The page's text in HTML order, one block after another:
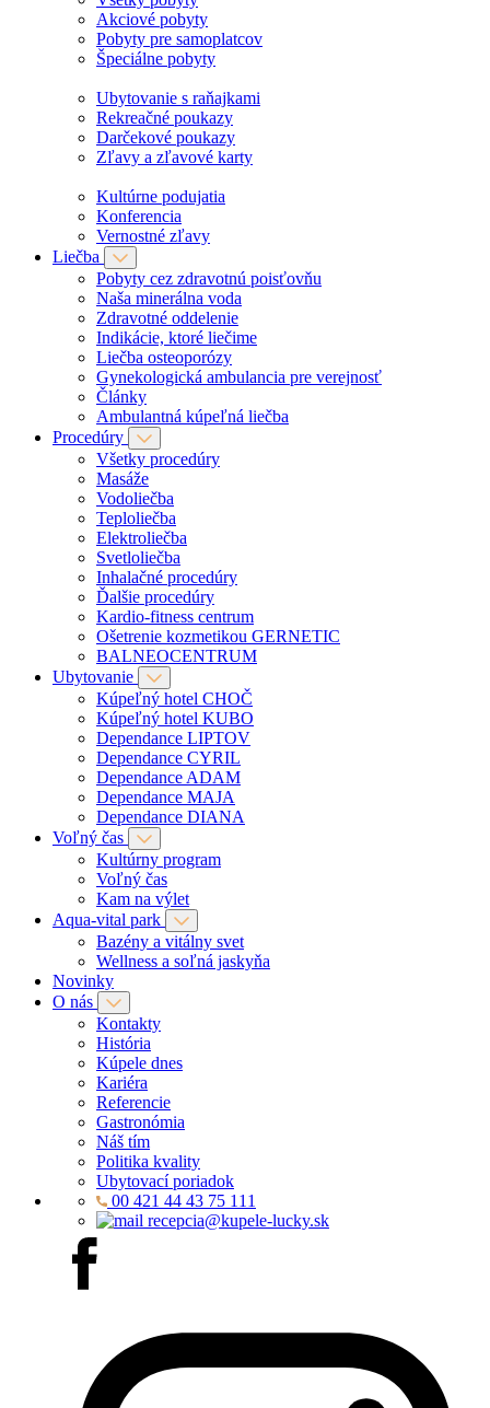
Akciové pobyty
Pobyty pre samoplatcov
Špeciálne pobyty
Ubytovanie s raňajkami
Rekreačné poukazy
Darčekové poukazy
Zľavy a zľavové karty
Kultúrne podujatia
Konferencia
Vernostné zľavy
Liečba
Pobyty cez zdravotnú poisťovňu
Naša minerálna voda
Zdravotné oddelenie
Indikácie, ktoré liečime
Liečba osteoporózy
Gynekologická ambulancia pre verejnosť
Články
Ambulantná kúpeľná liečba
Procedúry
Všetky procedúry
Masáže
Vodoliečba
Teploliečba
Elektroliečba
Svetloliečba
Inhalačné procedúry
Ďalšie procedúry
Kardio-fitness centrum
Ošetrenie kozmetikou GERNETIC
BALNEOCENTRUM
Ubytovanie
Kúpeľný hotel CHOČ
Kúpeľný hotel KUBO
Dependance LIPTOV
Dependance CYRIL
Dependance ADAM
Dependance MAJA
Dependance DIANA
Voľný čas
Kultúrny program
Voľný čas
Kam na výlet
Aqua-vital park
Bazény a vitálny svet
Wellness a soľná jaskyňa
Novinky
O nás
Kontakty
História
Kúpele dnes
Kariéra
Referencie
Gastronómia
Náš tím
Politika kvality
Ubytovací poriadok
00 421 44 43 75 111
recepcia@kupele-lucky.sk